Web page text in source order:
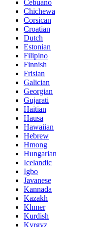
Cebuano
Chichewa
Corsican
Croatian
Dutch
Estonian
Filipino
Finnish
Frisian
Galician
Georgian
Gujarati
Haitian
Hausa
Hawaiian
Hebrew
Hmong
Hungarian
Icelandic
Igbo
Javanese
Kannada
Kazakh
Khmer
Kurdish
Kyrgyz